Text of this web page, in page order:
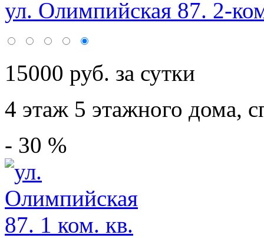
ул. Олимпийская 87. 2-
15000 руб. за сутки
4 этаж 5 этажного дома,
- 30 %